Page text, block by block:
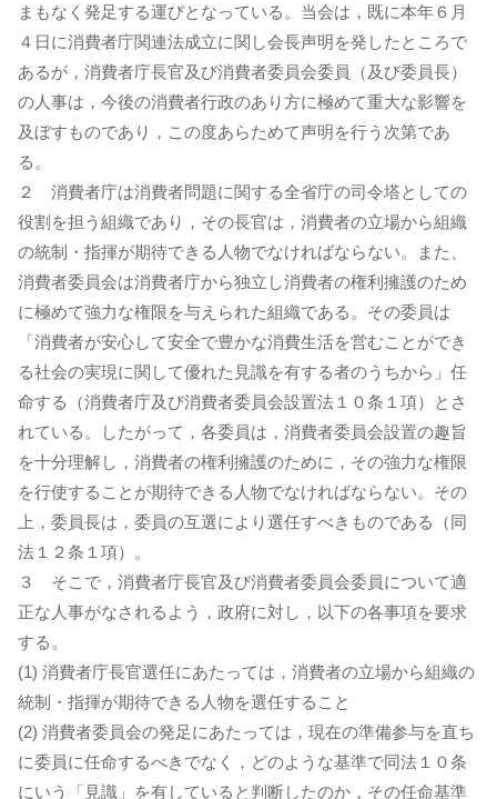
まもなく発足する運びとなっている。当会は，既に本年６月
４日に消費者庁関連法成立に関し会長声明を発したところで
あるが，消費者庁長官及び消費者委員会委員（及び委員長）
の人事は，今後の消費者行政のあり方に極めて重大な影響を
及ぼすものであり，この度あらためて声明を行う次第であ
る。
２ 消費者庁は消費者問題に関する全省庁の司令塔としての
役割を担う組織であり，その長官は，消費者の立場から組織
の統制・指揮が期待できる人物でなければならない。また、
消費者委員会は消費者庁から独立し消費者の権利擁護のため
に極めて強力な権限を与えられた組織である。その委員は
「消費者が安心して安全で豊かな消費生活を営むことができ
る社会の実現に関して優れた見識を有する者のうちから」任
命する（消費者庁及び消費者委員会設置法１０条１項）とさ
れている。したがって，各委員は，消費者委員会設置の趣旨
を十分理解し，消費者の権利擁護のために，その強力な権限
を行使することが期待できる人物でなければならない。その
上，委員長は，委員の互選により選任すべきものである（同
法１２条１項）。
３ そこで，消費者庁長官及び消費者委員会委員について適
正な人事がなされるよう，政府に対し，以下の各事項を要求
する。
(1) 消費者庁長官選任にあたっては，消費者の立場から組織の
統制・指揮が期待できる人物を選任すること
(2) 消費者委員会の発足にあたっては，現在の準備参与を直ち
に委員に任命するべきでなく，どのような基準で同法１０条
にいう「見識」を有していると判断したのか，その任命基準